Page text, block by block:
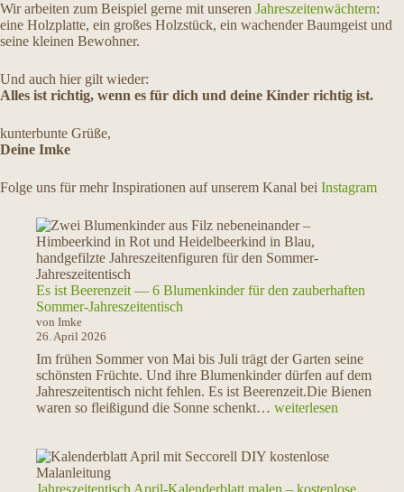
Wir arbeiten zum Beispiel gerne mit unseren Jahreszeitenwächtern:
eine Holzplatte, ein großes Holzstück, ein wachender Baumgeist und
seine kleinen Bewohner.
Und auch hier gilt wieder:
Alles ist richtig, wenn es für dich und deine Kinder richtig ist.
kunterbunte Grüße,
Deine Imke
Folge uns für mehr Inspirationen auf unserem Kanal bei Instagram
Es ist Beerenzeit — 6 Blumenkinder für den zauberhaften
Sommer-Jahreszeitentisch
von Imke
26. April 2026
Im frühen Sommer von Mai bis Juli trägt der Garten seine
schönsten Früchte. Und ihre Blumenkinder dürfen auf dem
Jahreszeitentisch nicht fehlen. Es ist Beerenzeit.Die Bienen
waren so fleißigund die Sonne schenkt… Es
—
Blumenkinder
weiterlesen